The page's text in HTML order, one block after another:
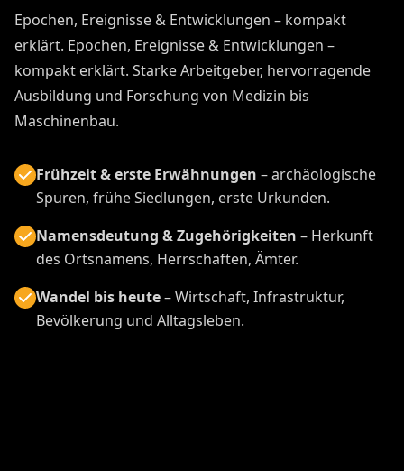
Epochen, Ereignisse & Entwicklungen – kompakt
erklärt. Epochen, Ereignisse & Entwicklungen –
kompakt erklärt. Starke Arbeitgeber, hervorragende
Ausbildung und Forschung von Medizin bis
Maschinenbau.
Frühzeit & erste Erwähnungen – archäologische
Spuren, frühe Siedlungen, erste Urkunden.
Namensdeutung & Zugehörigkeiten – Herkunft
des Ortsnamens, Herrschaften, Ämter.
Wandel bis heute– Wirtschaft, Infrastruktur,
Bevölkerung und Alltagsleben.